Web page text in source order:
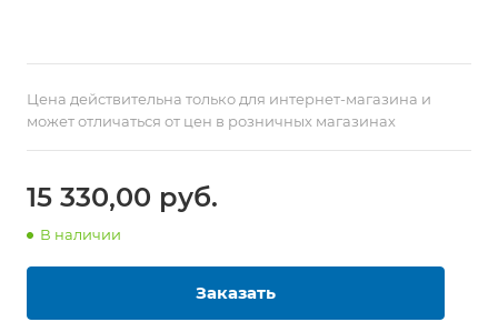
Цена действительна только для интернет-магазина и
может отличаться от цен в розничных магазинах
15 330,00 руб.
В наличии
Заказать